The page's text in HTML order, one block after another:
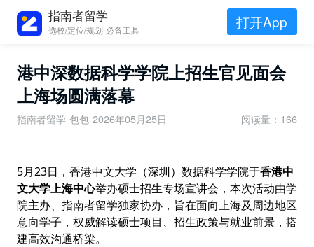
指南者留学
选校/定位/规划 必备工具 打开App
港中深数据科学学院上招生官见面会
上海场圆满落幕
指南者留学 包包 2026年05月25日 阅读量：166
5月23日，香港中文大学（深圳）数据科学学院于香港中
文大学上海中心举办硕士招生专场宣讲会，本次活动由学
院主办、指南者留学独家协办，旨在面向上海及周边地区
意向学子，权威解读硕士项目、招生政策与就业前景，搭
建高效沟通桥梁。